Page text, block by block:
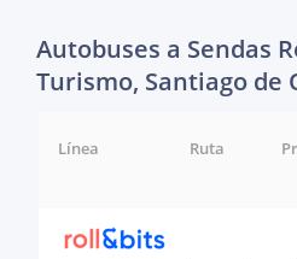
Autobuses a Sendas
Turismo, Santiago de
Línea Ruta